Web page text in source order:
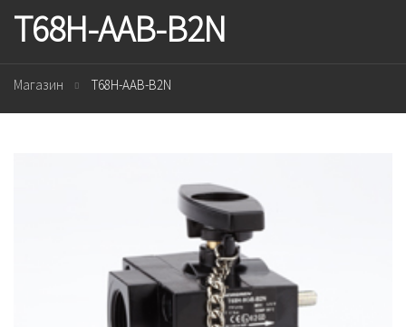
T68H-AAB-B2N
Магазин T68H-AAB-B2N